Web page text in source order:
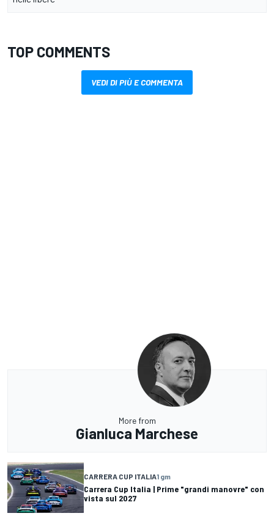
TOP COMMENTS
VEDI DI PIÙ E COMMENTA
More from
Gianluca Marchese
CARRERA CUP ITALIA1 gm
Carrera Cup Italia | Prime "grandi manovre" con
vista sul 2027